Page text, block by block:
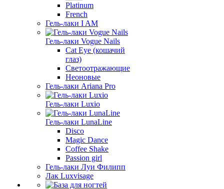
Platinum
French
Гель-лаки I AM
Гель-лаки Vogue Nails
Cat Eye (кошачий
глаз)
Светоотражающие
Неоновые
Гель-лаки Ariana Pro
Гель-лаки Luxio
Гель-лаки LunaLine
Disco
Magic Dance
Coffee Shake
Passion girl
Гель-лаки Луи Филипп
Лак Luxvisage